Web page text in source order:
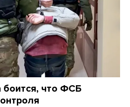
боится, что ФСБ